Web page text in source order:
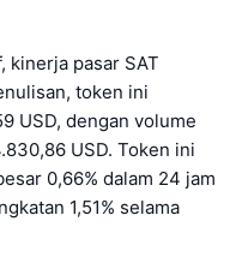
kinerja pasar SAT
token ini
USD, dengan volume
USD. Token ini
0,66% dalam 24 jam
1,51% selama